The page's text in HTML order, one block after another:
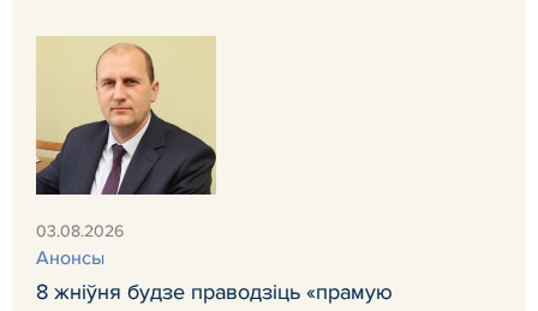
03.08.2026
Анонсы
8 жніўня будзе праводзіць «прамую